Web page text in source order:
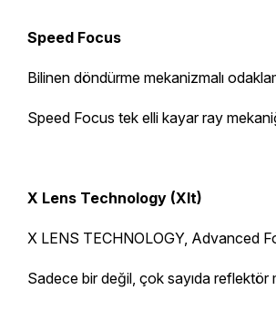
Speed Focus
Bilinen döndürme mekanizmalı
Speed Focus tek elli kayar ray
X Lens Technology (Xlt)
X LENS TECHNOLOGY, Advanced
Sadece bir değil, çok sayıda reflektör